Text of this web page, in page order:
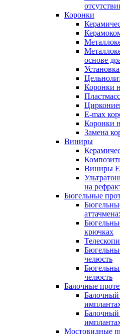
Коронки
основе
Коронки
E-max
Коронки
Замена
Виниры
Виниры
на
Бюгельные
крючках
челюсть
челюсть
Балочные
Балочный
Балочный
Мостовидные